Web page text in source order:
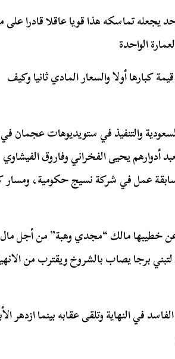
تماسكه هذا قويا عاقلا قادرا على
الواحدة
كبارها أولا والسعار المادي ثانيا وكيف
والتنفيذ في ستويديوهات عجمان في
لعبد أدوارهم يحيى الفخراني وفاروق الفيشاوي
عمل في شركة نسيج حكومية، ومسار
مالك “مجدي وهبة” من أجل مال
برجا يصاب بالشروخ ويقترب من
في النهاية وتلقى عقابه بينما ازدهر